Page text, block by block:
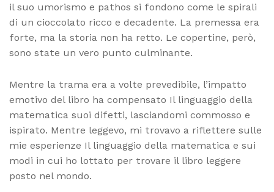
il suo umorismo e pathos si fondono come le spirali
di un cioccolato ricco e decadente. La premessa era
forte, ma la storia non ha retto. Le copertine, però,
sono state un vero punto culminante.
Mentre la trama era a volte prevedibile, l’impatto
emotivo del libro ha compensato Il linguaggio della
matematica suoi difetti, lasciandomi commosso e
ispirato. Mentre leggevo, mi trovavo a riflettere sulle
mie esperienze Il linguaggio della matematica e sui
modi in cui ho lottato per trovare il libro leggere
posto nel mondo.